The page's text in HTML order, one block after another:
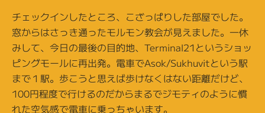
チェックインしたところ、こざっぱりした部屋でした。
窓からはさっき通ったモルモン教会が見えました。一休
みして、今日の最後の目的地、Terminal21というショッ
ピングモールに再出発。電車でAsok/Sukhuvitという駅
まで１駅。歩こうと思えば歩けなくはない距離だけど、
100円程度で行けるのだからまるでジモティのように慣
れた空気感で電車に乗っちゃいます。